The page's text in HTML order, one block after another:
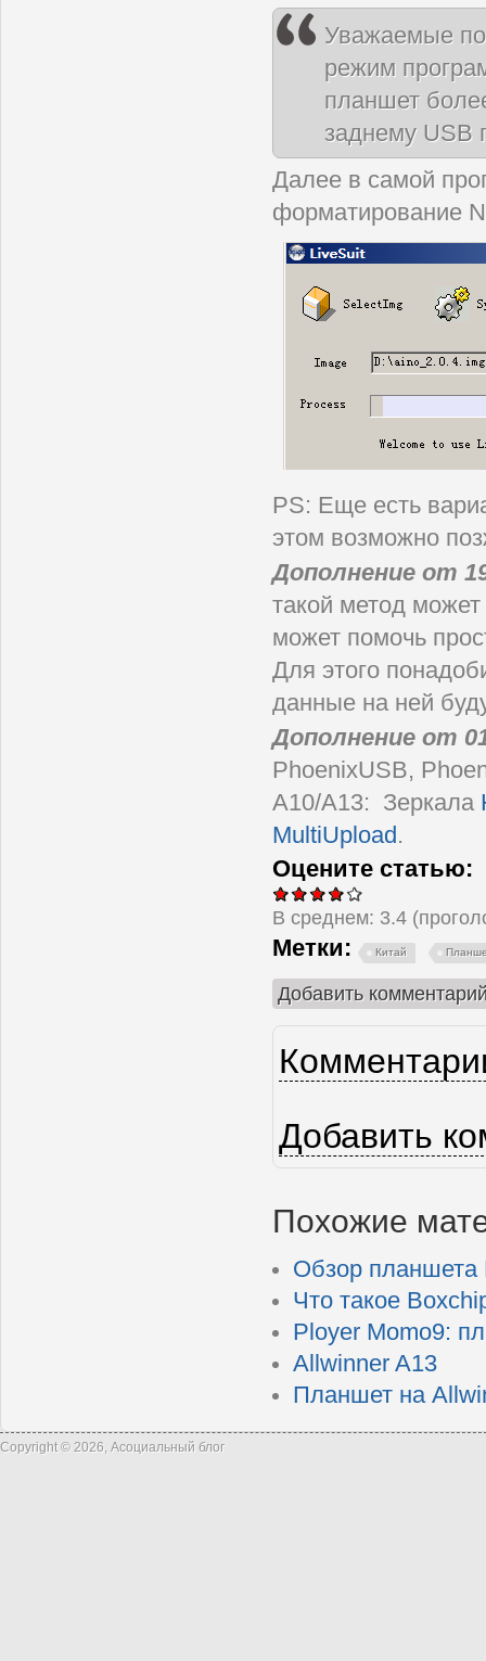
Уважаемые
режим
планшет
заднему USB
Далее в самой
форматирование
PS: Еще есть
этом возможно
Дополнение от
такой метод
может помочь
Для этого
данные на ней
Дополнение от
PhoenixUSB,
A10/A13: Зеркала
MultiUpload .
Оцените статью:
В среднем: 3.4
Метки: Китай
Добавить
Добавить
Похожие
Обзор планшета
Что такое
Ployer Momo9:
Allwinner A13
Планшет на
Copyright © 2026, Асоциальный блог